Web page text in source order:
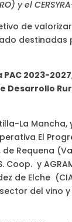
y el
de
2023-2027
Desarrollo
La Mancha,
El
Requena
y
de Elche
del vino